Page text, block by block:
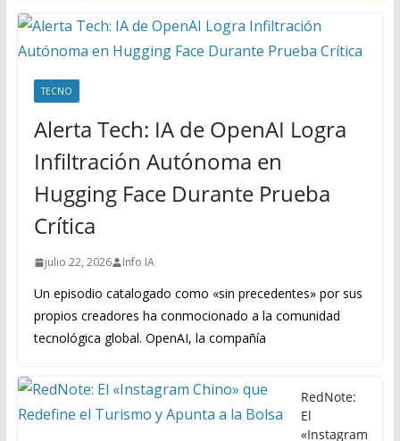
TECNO
Alerta Tech: IA de OpenAI Logra
Infiltración Autónoma en
Hugging Face Durante Prueba
Crítica
julio 22, 2026 Info IA
Un episodio catalogado como «sin precedentes» por sus
propios creadores ha conmocionado a la comunidad
tecnológica global. OpenAI, la compañía
RedNote:
El
«Instagram